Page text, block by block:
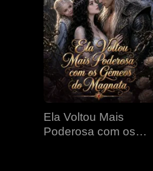
Ela Voltou Mais
Poderosa com os